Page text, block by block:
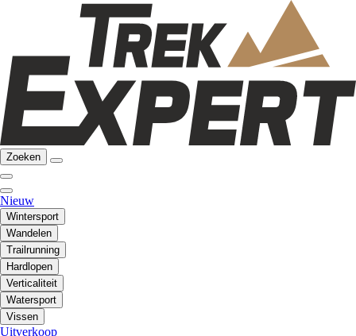
Zoeken
Nieuw
Wintersport
Wandelen
Trailrunning
Hardlopen
Verticaliteit
Watersport
Vissen
Uitverkoop